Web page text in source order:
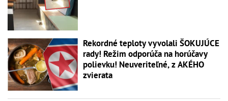
Rekordné teploty vyvolali ŠOKUJÚCE
rady! Režim odporúča na horúčavy
polievku! Neuveriteľné, z AKÉHO
zvierata